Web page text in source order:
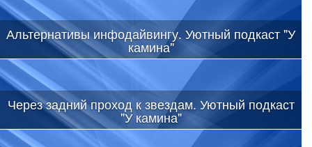
Альтернативы инфодайвингу. Уютный подкаст "У
камина"
Через задний проход к звездам. Уютный подкаст
"У камина"